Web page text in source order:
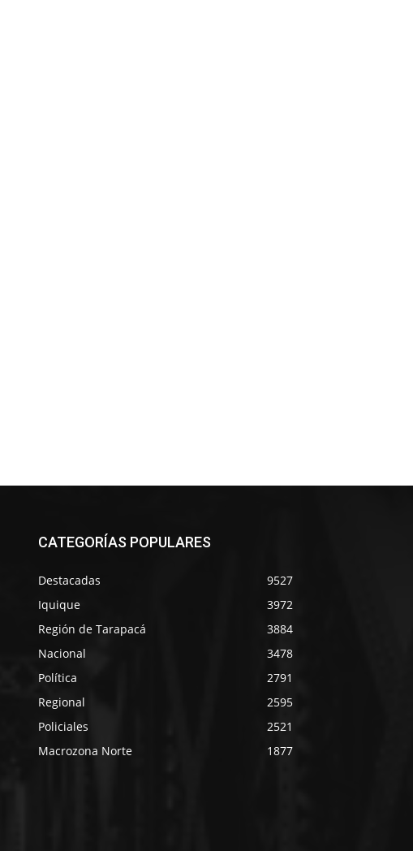
CATEGORÍAS POPULARES
Destacadas
9527
Iquique
3972
Región de Tarapacá
3884
Nacional
3478
Política
2791
Regional
2595
Policiales
2521
Macrozona Norte
1877